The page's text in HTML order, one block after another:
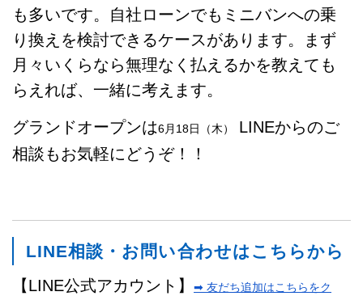
も多いです。自社ローンでもミニバンへの乗
り換えを検討できるケースがあります。まず
月々いくらなら無理なく払えるかを教えても
らえれば、一緒に考えます。
グランドオープンは6月18日（木）
LINEからのご
相談もお気軽にどうぞ！！
LINE相談・お問い合わせはこちらから
【LINE公式アカウント】 ➡ 友だち追加はこちらをク